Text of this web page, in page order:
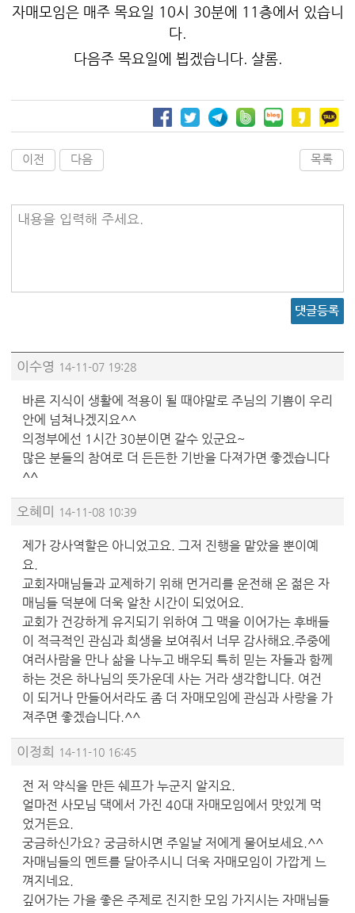
자매모임은 매주 목요일 10시 30분에 11층에서 있습니
다.
다음주 목요일에 뵙겠습니다. 샬롬.
이전 다음 목록
내용을 입력해 주세요.
댓글등록
이수영 14-11-07 19:28
바른 지식이 생활에 적용이 될 때야말로 주님의 기쁨이 우리
안에 넘쳐나겠지요^^
의정부에선 1시간 30분이면 갈수 있군요~
많은 분들의 참여로 더 든든한 기반을 다져가면 좋겠습니다
^^
오혜미 14-11-08 10:39
제가 강사역할은 아니었고요. 그저 진행을 맡았을 뿐이예
요.
교회자매님들과 교제하기 위해 먼거리를 운전해 온 젊은 자
매님들 덕분에 더욱 알찬 시간이 되었어요.
교회가 건강하게 유지되기 위하여 그 맥을 이어가는 후배들
이 적극적인 관심과 희생을 보여줘서 너무 감사해요.주중에
여러사람을 만나 삶을 나누고 배우되 특히 믿는 자들과 함께
하는 것은 하나님의 뜻가운데 사는 거라 생각합니다. 여건
이 되거나 만들어서라도 좀 더 자매모임에 관심과 사랑을 가
져주면 좋겠습니다.^^
이정희 14-11-10 16:45
전 저 약식을 만든 쉐프가 누군지 알지요.
얼마전 사모님 댁에서 가진 40대 자매모임에서 맛있게 먹
었거든요.
궁금하신가요? 궁금하시면 주일날 저에게 물어보세요.^^
자매님들의 멘트를 달아주시니 더욱 자매모임이 가깝게 느
껴지네요.
깊어가는 가을 좋은 주제로 진지한 모임 가지시는 자매님들